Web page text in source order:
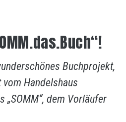
Buchprojekt,
Handelshaus
„SOMM“, dem Vorläufer